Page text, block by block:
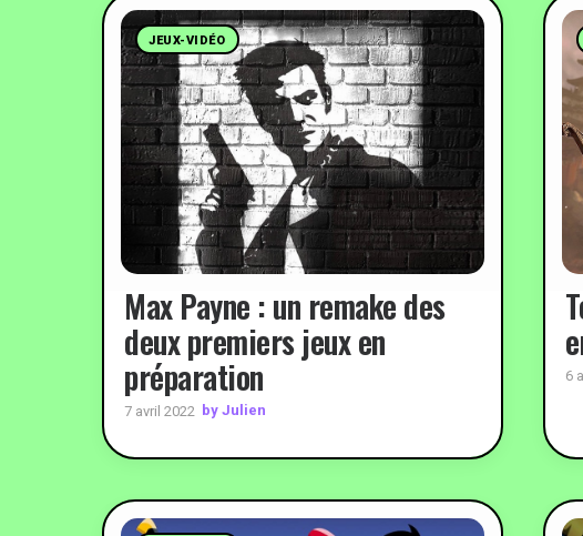
JEUX-VIDÉO
Max Payne : un remake des
deux premiers jeux en
préparation
7 avril 2022 by Julien
6